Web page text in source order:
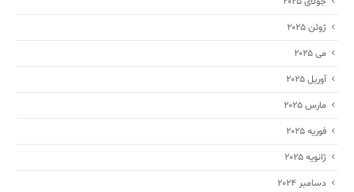
ژوئن 2025
می 2025
آوریل 2025
مارس 2025
فوریه 2025
ژانویه 2025
دسامبر 2024